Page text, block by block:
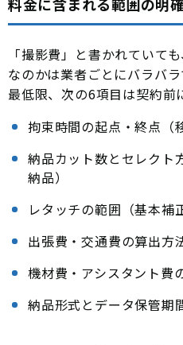
「撮影費」と書かれていて
なのかは業者ごとにバラバラ
最低限、次の6項目は契約前
拘束時間の起点・終点（
納品カット数とセレクト
納品）
レタッチの範囲（基本補
出張費・交通費の算出方
機材費・アシスタント費
納品形式とデータ保管期